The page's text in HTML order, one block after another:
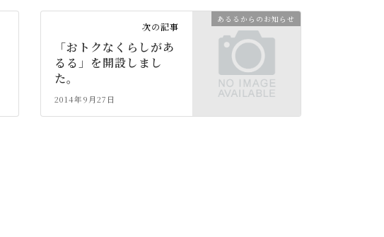
あるるからのお知らせ
次の記事
「おトクなくらしがあ
るる」を開設しまし
た。
2014年9月27日